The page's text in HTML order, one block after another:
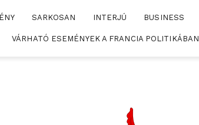
SARKOSAN INTERJÚ BUSINESS
VÁRHATÓ ESEMÉNYEK A FRANCIA POLITIKÁBAN